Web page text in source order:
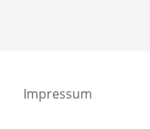
Impressum